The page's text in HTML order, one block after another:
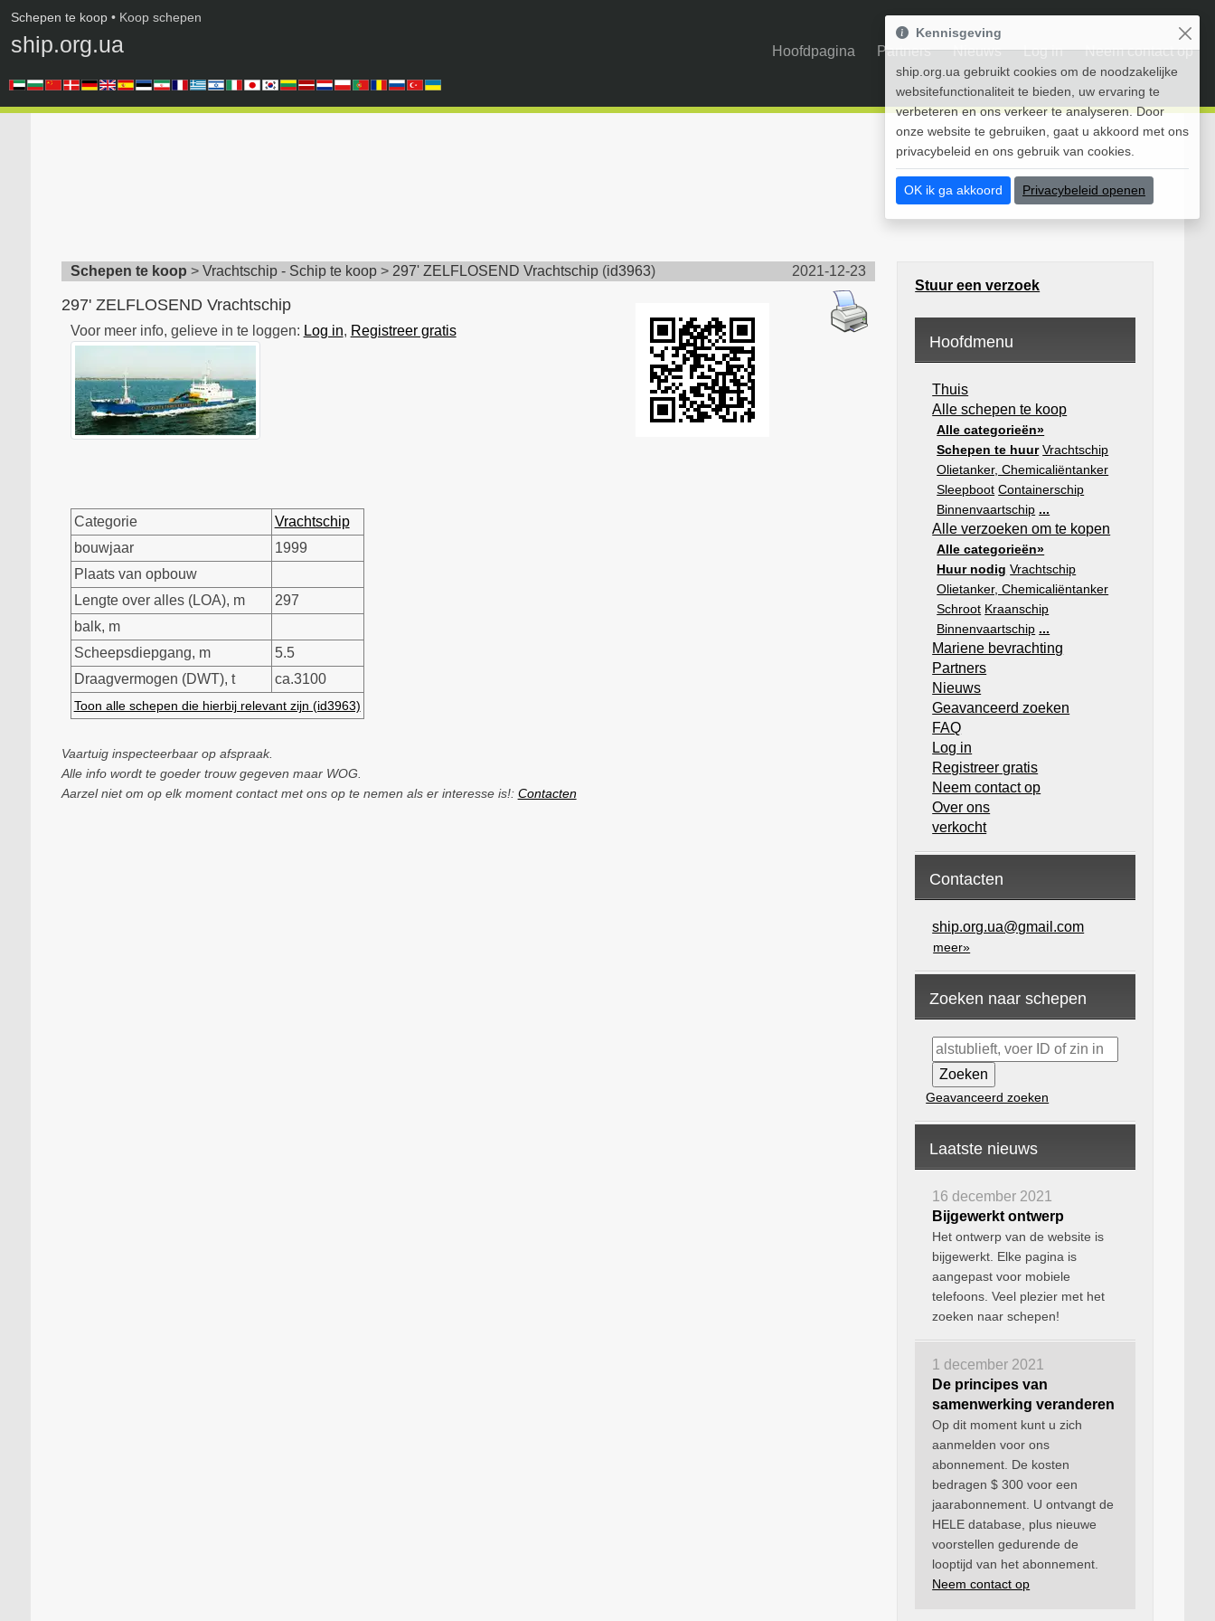
Schepen te koop • Koop schepen
ship.org.ua Hoofdpagina Partners Nieuws Log in Neem contact op
Schepen te koop > Vrachtschip - Schip te koop> 297' ZELFLOSEND Vrachtschip(id3963) 2021-12-23
297' ZELFLOSEND Vrachtschip
Voor meer info, gelieve in te loggen: Log in, Registreer gratis
Categorie
Vrachtschip
bouwjaar
1999
Plaats van opbouw
Lengte over alles (LOA), m
297
balk, m
Scheepsdiepgang, m
5.5
Draagvermogen (DWT), t
ca.3100
Toon alle schepen die hierbij relevant zijn (id3963)
Vaartuig inspecteerbaar op afspraak.
Alle info wordt te goeder trouw gegeven maar WOG.
Aarzel niet om op elk moment contact met ons op te nemen als er interesse is!: Contacten
Stuur een verzoek
Hoofdmenu
Thuis
Alle schepen te koop
Alle categorieën»
Schepen te huur Vrachtschip
Olietanker, Chemicaliëntanker
Sleepboot Containerschip
Binnenvaartschip ...
Alle verzoeken om te kopen
Alle categorieën»
Huur nodig Vrachtschip
Olietanker, Chemicaliëntanker
Schroot Kraanschip
Binnenvaartschip ...
Mariene bevrachting
Partners
Nieuws
Geavanceerd zoeken
FAQ
Log in
Registreer gratis
Neem contact op
Over ons
verkocht
Contacten
ship.org.ua@gmail.com
meer»
Zoeken naar schepen
Geavanceerd zoeken
Laatste nieuws
16 december 2021
Bijgewerkt ontwerp
Het ontwerp van de website is
bijgewerkt. Elke pagina is
aangepast voor mobiele
telefoons. Veel plezier met het
zoeken naar schepen!
1 december 2021
De principes van
samenwerking veranderen
Op dit moment kunt u zich
aanmelden voor ons
abonnement. De kosten
bedragen $ 300 voor een
jaarabonnement. U ontvangt de
HELE database, plus nieuwe
voorstellen gedurende de
looptijd van het abonnement.
Neem contact op
Kennisgeving
ship.org.ua gebruikt cookies om de noodzakelijke
websitefunctionaliteit te bieden, uw ervaring te
verbeteren en ons verkeer te analyseren. Door
onze website te gebruiken, gaat u akkoord met ons
privacybeleid en ons gebruik van cookies.
OK ik ga akkoord Privacybeleid openen